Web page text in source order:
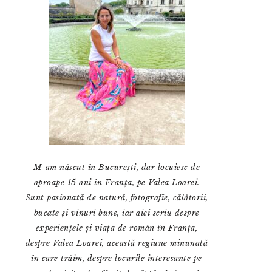
M-am născut în București, dar locuiesc de
aproape 15 ani în Franța, pe Valea Loarei.
Sunt pasionată de natură, fotografie, călătorii,
bucate și vinuri bune, iar aici scriu despre
experiențele și viața de român în Franța,
despre Valea Loarei, această regiune minunată
în care trăim, despre locurile interesante pe